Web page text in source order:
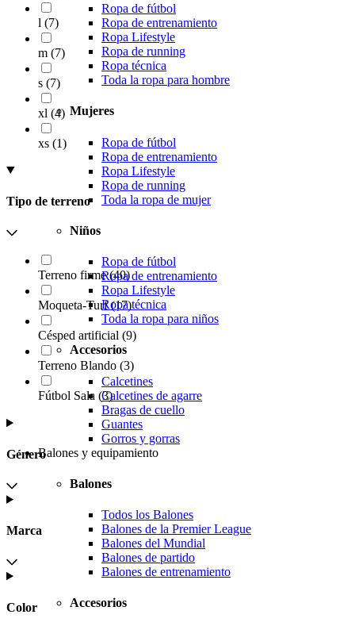
Ropa de fútbol
Ropa de entrenamiento
Ropa Lifestyle
Ropa de running
Ropa técnica
Toda la ropa para hombre
Mujeres
Ropa de fútbol
Ropa de entrenamiento
Ropa Lifestyle
Ropa de running
Toda la ropa de mujer
Niños
Ropa de fútbol
Ropa de entrenamiento
Ropa Lifestyle
Ropa técnica
Toda la ropa para niños
Accesorios
Calcetines
Calcetines de agarre
Bragas de cuello
Guantes
Gorros y gorras
Balones y equipamiento
Balones
Todos los Balones
Balones de la Premier League
Balones del Mundial
Balones de partido
Balones de entrenamiento
Accesorios
l (7)
m (7)
s (7)
xl (4)
xs (1)
Tipo de terreno
Terreno firme (40)
Moqueta-Turf (17)
Césped artificial (9)
Terreno Blando (3)
Fútbol Sala (3)
Género
Marca
Color